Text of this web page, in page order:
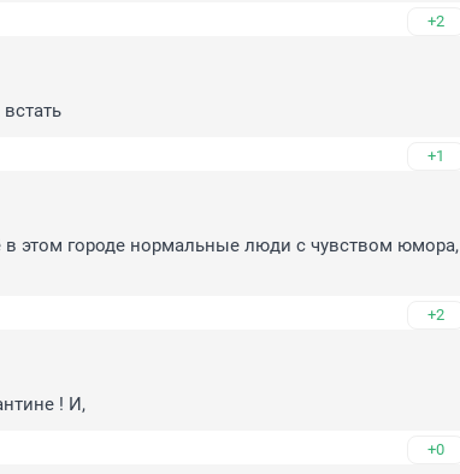
+2
+1
этом городе нормальные люди с чувством юмора,
+2
! И,
+0